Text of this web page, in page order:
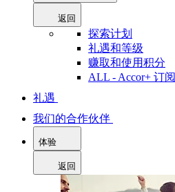
返回
探索计划
礼遇和等级
赚取和使用积分
ALL - Accor+ 订阅
礼遇
我们的合作伙伴
体验
返回